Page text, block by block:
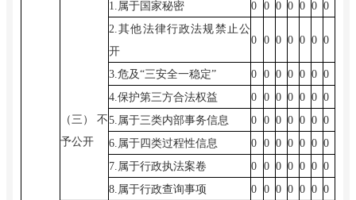
（三）
不
予公开
1. 属于国家秘密 0 0 0 0 0 0 0
2. 其他法律行政法规禁止公
开
0 0 0 0 0 0 0
3. 危及“三安全一稳定” 0 0 0 0 0 0 0
4. 保护第三方合法权益 0 0 0 0 0 0 0
5. 属于三类内部事务信息 0 0 0 0 0 0 0
6. 属于四类过程性信息 0 0 0 0 0 0 0
7. 属于行政执法案卷 0 0 0 0 0 0 0
8. 属于行政查询事项 0 0 0 0 0 0 0